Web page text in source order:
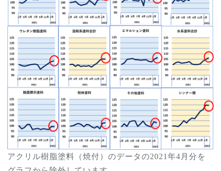
アクリル樹脂塗料（焼付）のデータの2021 年4 月分を